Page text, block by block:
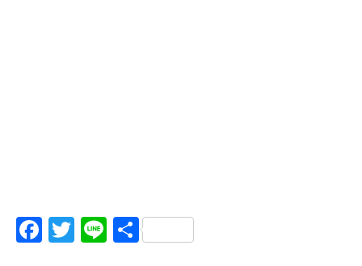
F
T
Li 共